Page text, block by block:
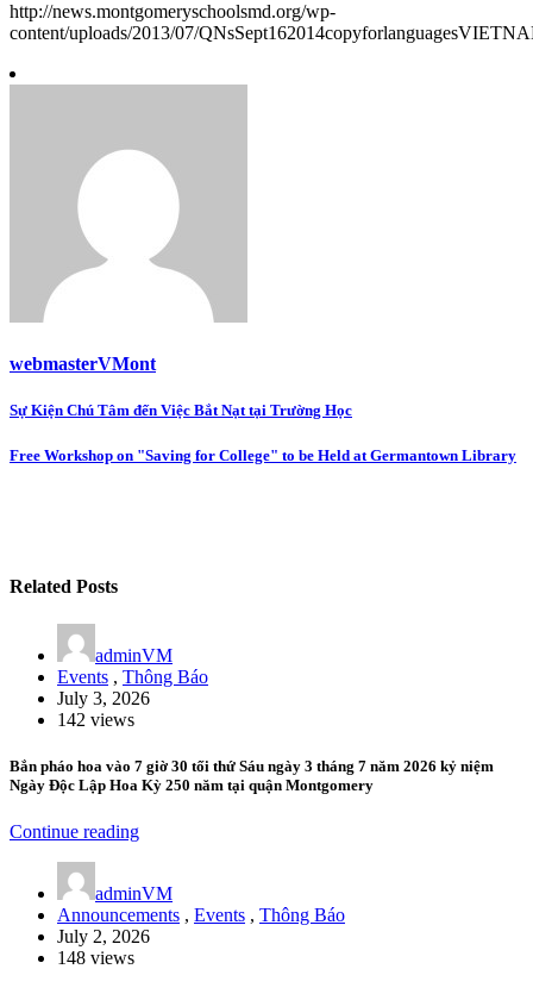
http://news.montgomeryschoolsmd.org/wp-
content/uploads/2013/07/
webmasterVMont
Post
navigation
Sự Kiện Chú Tâm đến Việc Bắt Nạt tại Trường Học
Free Workshop on "Saving for College" to be Held at Germantown Library
Related Posts
adminVM
Events , Thông Báo
July 3, 2026
142 views
Bắn pháo hoa vào 7 giờ 30 tối thứ Sáu ngày 3 tháng 7 năm 2026 kỷ niệm
Ngày Độc Lập Hoa Kỳ 250 năm tại quận Montgomery
Continue reading
adminVM
Announcements , Events , Thông Báo
July 2, 2026
148 views